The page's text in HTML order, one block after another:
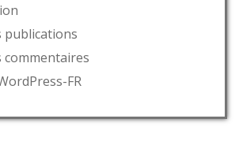
publications
commentaires
FR